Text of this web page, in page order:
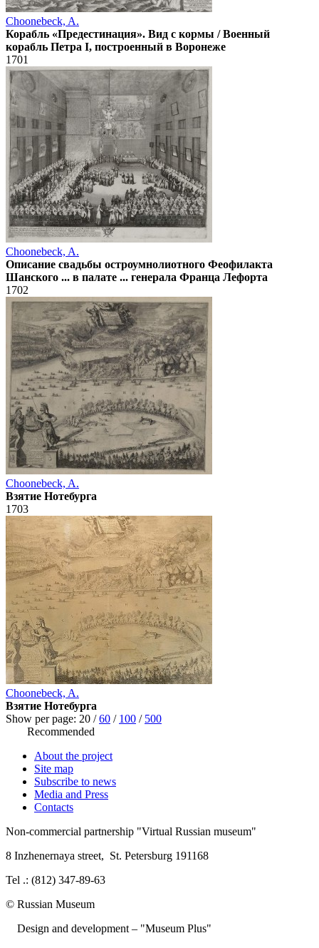
Choonebeck, A.
Корабль «Предестинация». Вид с кормы / Военный
корабль Петра I, построенный в Воронеже
1701
Choonebeck, A.
Описание свадьбы остроумнолиотного Феофилакта
Шанского ... в палате ... генерала Франца Лефорта
1702
Choonebeck, A.
Взятие Нотебурга
1703
Choonebeck, A.
Взятие Нотебурга
Show per page: 20 /60 / 100 / 500
Recommended
About the project
Site map
Subscribe to news
Media and Press
Contacts
Non-commercial partnership "Virtual Russian museum"
8 Inzhenernaya street, St. Petersburg 191168
Tel .: (812) 347-89-63
© Russian Museum
Design and development – "Museum Plus"